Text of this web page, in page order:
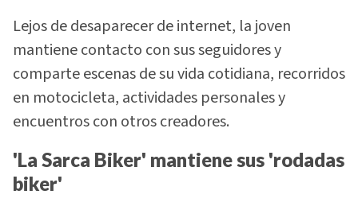
Lejos de desaparecer de internet, la joven
mantiene contacto con sus seguidores y
comparte escenas de su vida cotidiana, recorridos
en motocicleta, actividades personales y
encuentros con otros creadores.
'La Sarca Biker' mantiene sus 'rodadas
biker'